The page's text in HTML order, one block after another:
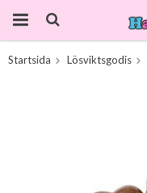
Startsida Lösviktsgodis